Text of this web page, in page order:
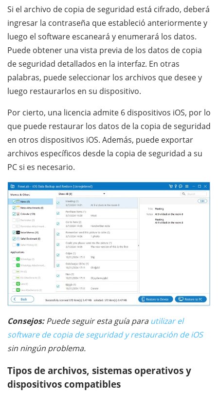
Si el archivo de copia de seguridad está cifrado, deberá
ingresar la contraseña que estableció anteriormente y
luego el software escaneará y enumerará los datos.
Puede obtener una vista previa de los datos de copia
de seguridad detallados en la interfaz. En otras
palabras, puede seleccionar los archivos que desee y
luego restaurarlos en su dispositivo.
Por cierto, una licencia admite 6 dispositivos iOS, por lo
que puede restaurar los datos de la copia de seguridad
en otros dispositivos iOS. Además, puede exportar
archivos específicos desde la copia de seguridad a su
PC si es necesario.
Consejos:Puede seguir esta guía para utilizar el
software de copia de seguridad y restauración de iOS
sin ningún problema.
Tipos de archivos, sistemas operativos y
dispositivos compatibles